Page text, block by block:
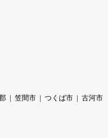
笠間市 つくば市 古河市